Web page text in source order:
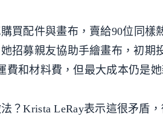
買配件與畫布，賣給90位同樣
招募親友協助手繪畫布，初期
費和材料費，但最大成本仍是
？Krista LeRay表示這很矛盾